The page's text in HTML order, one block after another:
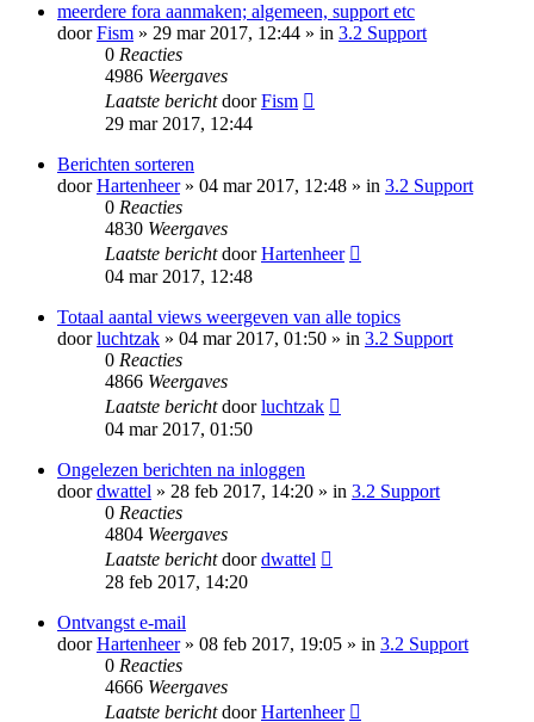
meerdere fora aanmaken; algemeen, support etc
doorFism » 29 mar 2017, 12:44 » in 3.2 Support
0 Reacties
4986 Weergaves
Laatste berichtdoorFism
29 mar 2017, 12:44
Berichten sorteren
doorHartenheer» 04 mar 2017, 12:48 » in 3.2 Support
0 Reacties
4830 Weergaves
Laatste berichtdoorHartenheer
04 mar 2017, 12:48
Totaal aantal views weergeven van alle topics
doorluchtzak » 04 mar 2017, 01:50 » in 3.2 Support
0 Reacties
4866 Weergaves
Laatste berichtdoorluchtzak
04 mar 2017, 01:50
Ongelezen berichten na inloggen
doordwattel » 28 feb 2017, 14:20 » in 3.2 Support
0 Reacties
4804 Weergaves
Laatste berichtdoordwattel
28 feb 2017, 14:20
Ontvangst e-mail
doorHartenheer» 08 feb 2017, 19:05 » in 3.2 Support
0 Reacties
4666 Weergaves
Laatste berichtdoorHartenheer